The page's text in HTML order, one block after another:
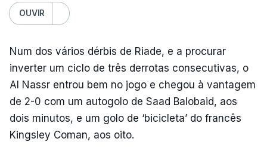
OUVIR
Num dos vários dérbis de Riade, e a procurar
inverter um ciclo de três derrotas consecutivas, o
Al Nassr entrou bem no jogo e chegou à vantagem
de 2-0 com um autogolo de Saad Balobaid, aos
dois minutos, e um golo de ‘bicicleta’ do francês
Kingsley Coman, aos oito.